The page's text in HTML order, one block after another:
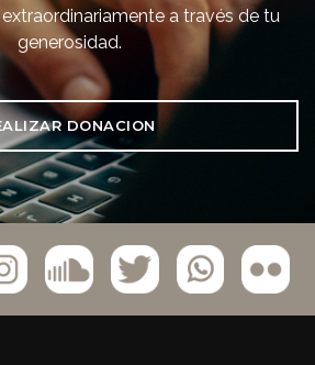
a través de tu
generosidad.
DONACION